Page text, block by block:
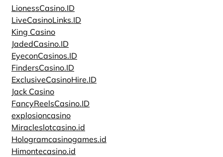
LionessCasino.ID
LiveCasinoLinks.ID
King Casino
JadedCasino.ID
EyeconCasinos.ID
FindersCasino.ID
ExclusiveCasinoHire.ID
Jack Casino
FancyReelsCasino.ID
explosioncasino
Miracleslotcasino.id
Hologramcasinogames.id
Himontecasino.id